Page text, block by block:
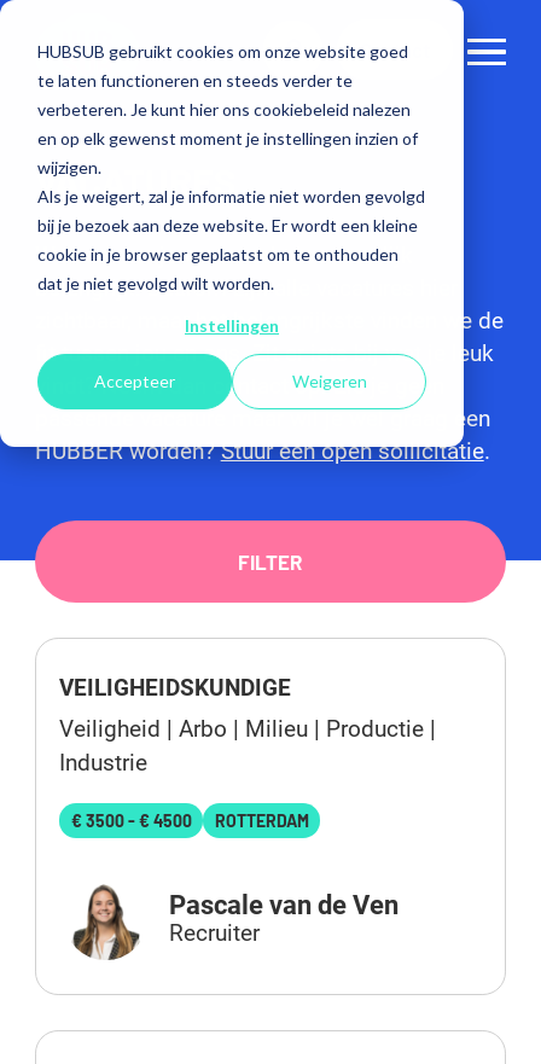
HUBSUB gebruikt cookies om onze website goed
te laten functioneren en steeds verder te
verbeteren. Je kunt hier ons cookiebeleid nalezen
en op elk gewenst moment je instellingen inzien of
wijzigen.
Als je weigert, zal je informatie niet worden gevolgd
bij je bezoek aan deze website. Er wordt een kleine
cookie in je browser geplaatst om te onthouden
dat je niet gevolgd wilt worden.
Instellingen
Accepteer Weigeren
Contact
VACATURES
Weten waar je voor werkt is natuurlijk
belangrijk. Daarom zijn alle vacatures hier
zichtbaar, maar het belangrijkste vinden we de
fit tussen jou en ons. Zit er iets bij wat je leuk
vindt? Neem dan contact op. Zie je geen
passende vacature maar wil je wel graag een
HUBBER worden?Stuur een open sollicitatie.
FILTER
VEILIGHEIDSKUNDIGE
Veiligheid | Arbo | Milieu | Productie |
Industrie
€ 3500 - € 4500 ROTTERDAM
Pascale van de Ven
Recruiter